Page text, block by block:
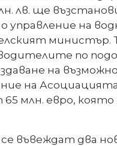
лв. ще
на
министър.
по
на
на Асоциацията
млн. евро,
въвеждат два